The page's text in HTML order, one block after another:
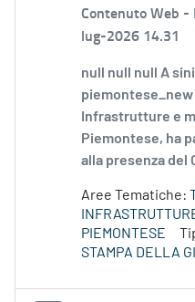
Contenuto Web -
lug-2026 14.31
null null null A
Infrastrutture e
Piemontese, ha
alla presenza del
Aree Tematiche:
PIEMONTESE
STAMPA DELLA